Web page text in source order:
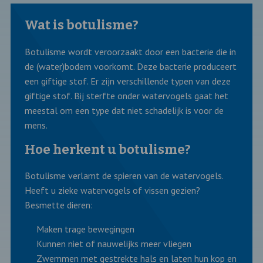
Wat is botulisme?
Botulisme wordt veroorzaakt door een bacterie die in
de (water)bodem voorkomt. Deze bacterie produceert
een giftige stof. Er zijn verschillende typen van deze
giftige stof. Bij sterfte onder watervogels gaat het
meestal om een type dat niet schadelijk is voor de
mens.
Hoe herkent u botulisme?
Botulisme verlamt de spieren van de watervogels.
Heeft u zieke watervogels of vissen gezien?
Besmette dieren:
Maken trage bewegingen
Kunnen niet of nauwelijks meer vliegen
Zwemmen met gestrekte hals en laten hun kop en